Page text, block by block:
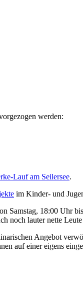
werden:
Lauf am Seilersee.
im Kinder- und
18:00 Uhr
noch lauter nette
Angebot
auf einer eigens